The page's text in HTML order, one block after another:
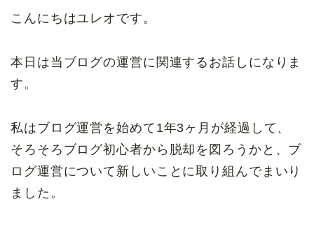
こんにちはユレオです。
本日は当ブログの運営に関連するお話しになりま
す。
私はブログ運営を始めて1年3ヶ月が経過して、
そろそろブログ初心者から脱却を図ろうかと、ブ
ログ運営について新しいことに取り組んでまいり
ました。